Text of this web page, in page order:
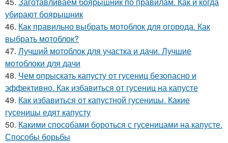
убирают боярышник
46. Как правильно выбрать мотоблок для огорода. Как
выбрать мотоблок?
47. Лучший мотоблок для участка и дачи. Лучшие
мотоблоки для дачи
48. Чем опрыскать капусту от гусениц безопасно и
эффективно. Как избавиться от гусениц на капусте
49. Как избавиться от капустной гусеницы. Какие
гусеницы едят капусту
50. Какими способами бороться с гусеницами на капусте.
Способы борьбы